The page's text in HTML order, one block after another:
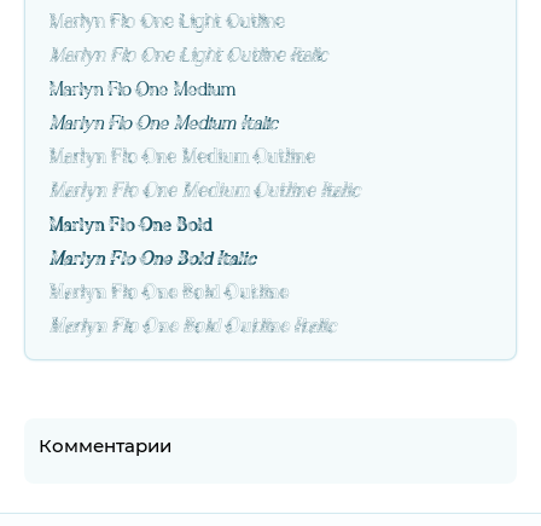
Marlyn Flo One Light Outline
Marlyn Flo One Light Outline Italic
Marlyn Flo One Medium
Marlyn Flo One Medium Italic
Marlyn Flo One Medium Outline
Marlyn Flo One Medium Outline Italic
Marlyn Flo One Bold
Marlyn Flo One Bold Italic
Marlyn Flo One Bold Outline
Marlyn Flo One Bold Outline Italic
Комментарии